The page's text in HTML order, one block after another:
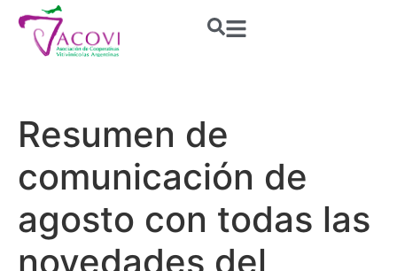
Resumen de
comunicación de
agosto con todas las
novedades del